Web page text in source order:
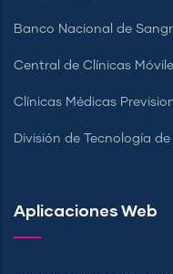
Banco Nacional de
Central de Clínicas
Clínicas Médicas
División de Tecnología
Aplicaciones Web